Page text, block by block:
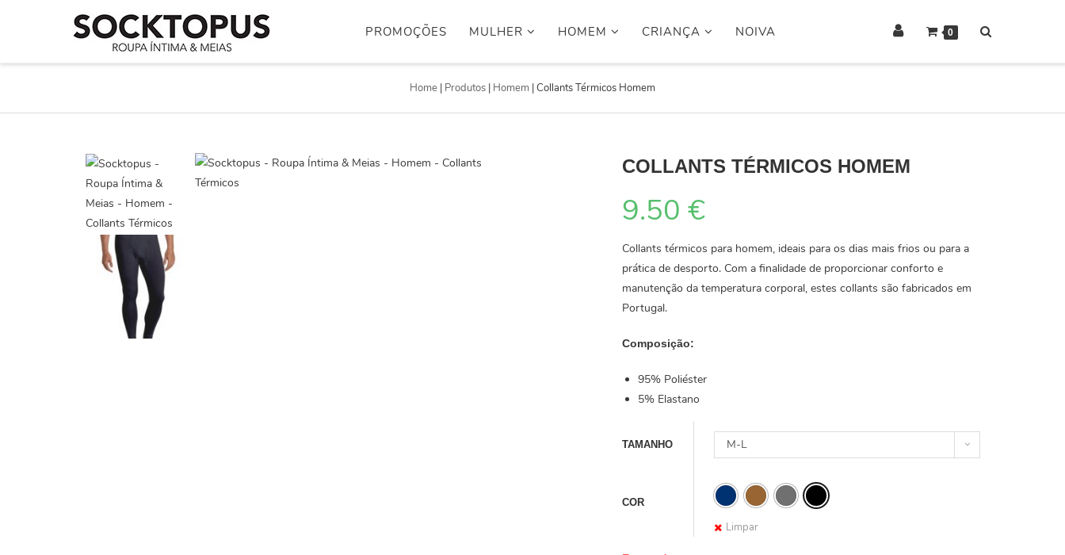
PROMOÇÕES MULHER HOMEM CRIANÇA NOIVA 0
Home | Produtos | Homem |Collants Térmicos Homem
COLLANTS TÉRMICOS HOMEM
9.50 €
Collants térmicos para homem, ideais para os dias mais frios ou para a
prática de desporto. Com a finalidade de proporcionar conforto e
manutenção da temperatura corporal, estes collants são fabricados em
Portugal.
Composição:
95% Poliéster
5% Elastano
TAMANHO M-L
COR
Limpar